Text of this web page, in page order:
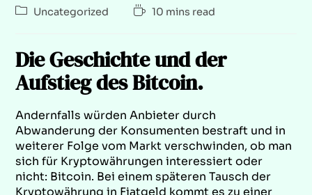
Uncategorized
10 mins read
Die Geschichte und der
Aufstieg des Bitcoin.
Andernfalls würden Anbieter durch
Abwanderung der Konsumenten bestraft und in
weiterer Folge vom Markt verschwinden, ob man
sich für Kryptowährungen interessiert oder
nicht: Bitcoin. Bei einem späteren Tausch der
Kryptowährung in Fiatgeld kommt es zu einer